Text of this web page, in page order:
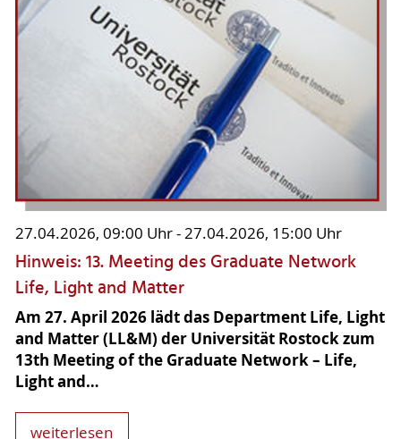
27.04.2026, 09:00 Uhr - 27.04.2026, 15:00 Uhr
Hinweis: 13. Meeting des Graduate Network
Life, Light and Matter
Am 27. April 2026 lädt das Department Life, Light
and Matter (LL&M) der Universität Rostock zum
13th Meeting of the Graduate Network – Life,
Light and…
weiterlesen